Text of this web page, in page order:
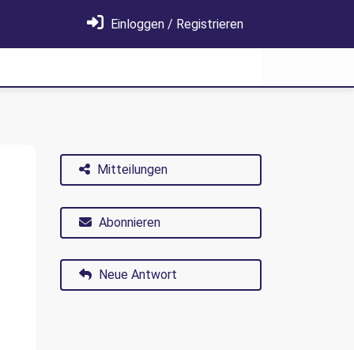
Einloggen / Registrieren
Mitteilungen
Abonnieren
Neue Antwort